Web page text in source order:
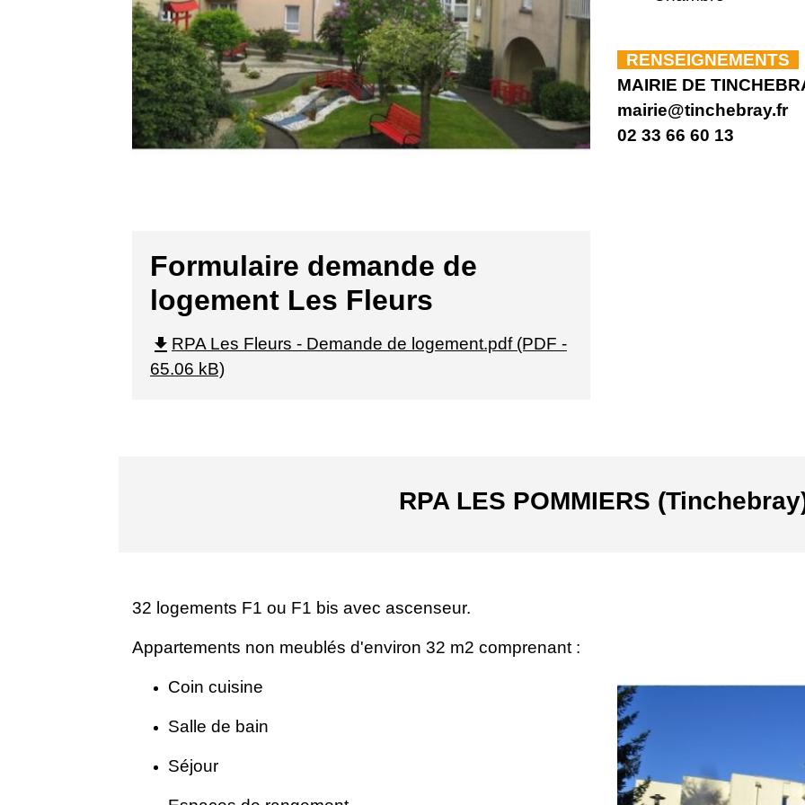
Formulaire demande de
logement Les Fleurs
file_download RPA Les Fleurs - Demande de logement.pdf (PDF -
65.06 kB)
RENSEIGNEMENTS
MAIRIE DE
mairie@tinchebray.fr
02 33 66 60 13
RPA LES POMMIERS
32 logements F1 ou F1 bis avec ascenseur.
Appartements non meublés d'environ 32 m2 comprenant :
Coin cuisine
Salle de bain
Séjour